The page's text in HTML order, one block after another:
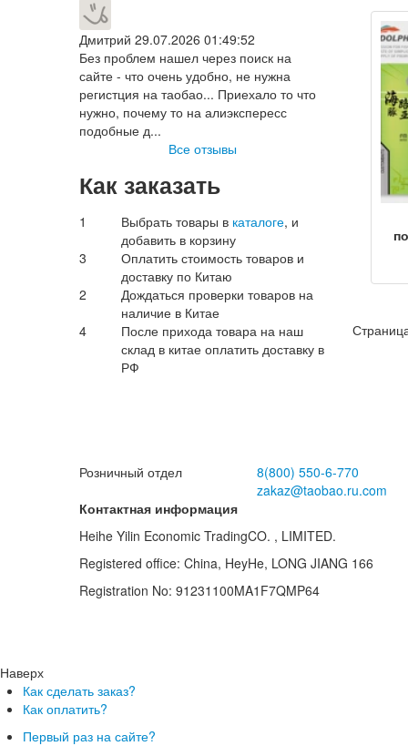
Дмитрий 29.07.2026 01:49:52
Без проблем нашел через поиск на
сайте - что очень удобно, не нужна
регистция на таобао... Приехало то что
нужно, почему то на алиэкспересс
подобные д...
Все отзывы
Как заказать
1 Выбрать товары в каталоге, и
добавить в корзину
3
Оплатить стоимость товаров и
доставку по Китаю
2
Дождаться проверки товаров на
наличие в Китае
4
После прихода товара на наш
склад в китае оплатить доставку в
РФ
Розничный отдел
8(800) 550-6-770
zakaz@taobao.ru.com
Контактная информация
Heihe Yilin Economic TradingCO. , LIMITED.
Registered office: China, HeyHe, LONG JIANG 166
Registration No: 91231100MA1F7QMP64
Наверх
Как сделать заказ?
Как оплатить?
Первый раз на сайте?